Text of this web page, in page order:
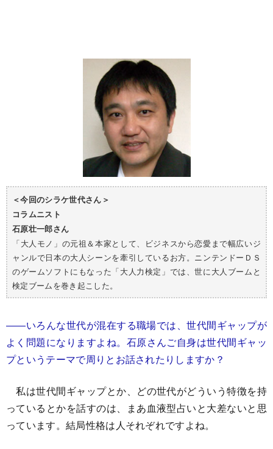
＜今回のシラケ世代さん＞
コラムニスト
石原壮一郎さん
「大人モノ」の元祖＆本家として、ビジネスから恋愛まで幅広いジ
ャンルで日本の大人シーンを牽引しているお方。ニンテンドーＤＳ
のゲームソフトにもなった「大人力検定」では、世に大人ブームと
検定ブームを巻き起こした。
――いろんな世代が混在する職場では、世代間ギャップが
よく問題になりますよね。石原さんご自身は世代間ギャッ
プというテーマで周りとお話されたりしますか？
私は世代間ギャップとか、どの世代がどういう特徴を持
っているとかを話すのは、まあ血液型占いと大差ないと思
っています。結局性格は人それぞれですよね。